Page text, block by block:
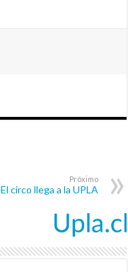
Próximo
El circo llega a la UPLA